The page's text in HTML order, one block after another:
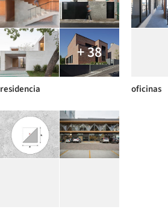
+ 38
residencia oficinas